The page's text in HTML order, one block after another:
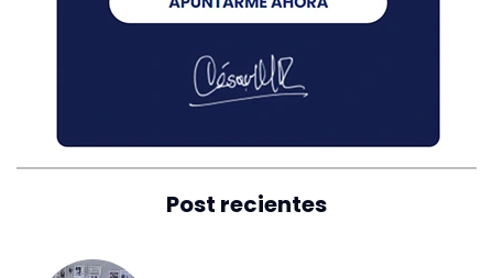
Post recientes